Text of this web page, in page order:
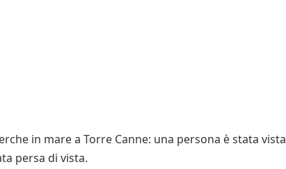
in mare a Torre Canne: una persona è stata
persa di vista.